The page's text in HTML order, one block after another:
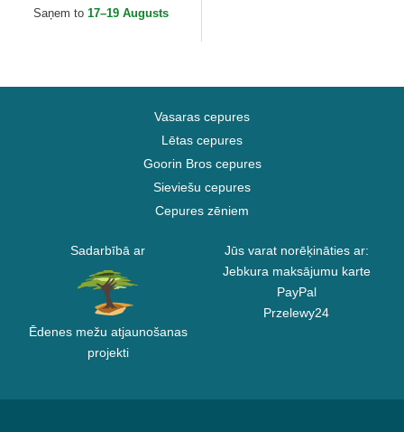
Saņem to 17–19 Augusts
Vasaras cepures
Lētas cepures
Goorin Bros cepures
Sieviešu cepures
Cepures zēniem
Sadarbībā ar
Ēdenes mežu atjaunošanas
projekti
Jūs varat norēķināties ar:
Jebkura maksājumu karte
PayPal
Przelewy24